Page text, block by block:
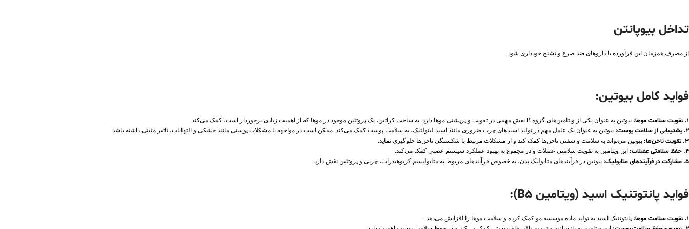
تداخل بیوپانتن
از مصرف همزمان این فرآورده با داروهای ضد صرع و تشنج خودداری شود.
فواید کامل بیوتین:
1. تقویت سلامت موها: بیوتین به عنوان یکی از ویتامین‌های گروه B نقش مهمی در تقویت و پرپشتی موها دارد. به ساخت کراتین، یک پروتئین موجود در موها که از اهمیت زیادی برخوردار است، کمک می‌کند.
2. پشتیبانی از سلامت پوست: بیوتین به عنوان یک عامل مهم در تولید اسیدهای چرب ضروری مانند اسید لینولئیک، به سلامت پوست کمک می‌کند. ممکن است در مواجهه با مشکلات پوستی مانند خشکی و التهابات، تاثیر مثبتی داشته باشد.
3. تقویت ناخن‌ها: بیوتین می‌تواند به سلامت و سفتی ناخن‌ها کمک کند و از مشکلات مرتبط با شکستگی ناخن‌ها جلوگیری نماید.
4. حفظ سلامتی عضلات: این ویتامین به تقویت سلامتی عضلات و در مجموع به بهبود عملکرد سیستم عصبی کمک می‌کند.
5. مشارکت در فرآیندهای متابولیک: بیوتین در فرآیندهای متابولیک بدن، به خصوص فرآیندهای مربوط به متابولیسم کربوهیدرات، چربی و پروتئین نقش دارد.
فواید پانتوتنیک اسید (ویتامین B5):
1. تقویت سلامت موها: پانتوتنیک اسید به تولید ماده موسسه مو کمک کرده و سلامت موها را افزایش می‌دهد.